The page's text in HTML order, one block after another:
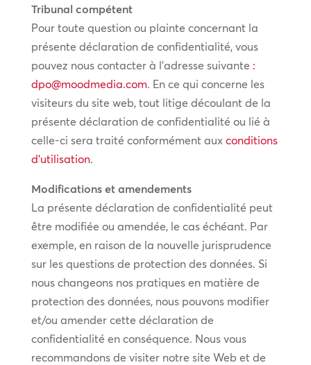
Tribunal compétent
Pour toute question ou plainte concernant la
présente déclaration de confidentialité, vous
pouvez nous contacter à l’adresse suivante :
dpo@moodmedia.com. En ce qui concerne les
visiteurs du site web, tout litige découlant de la
présente déclaration de confidentialité ou lié à
celle-ci sera traité conformément aux conditions
d’utilisation.
Modifications et amendements
La présente déclaration de confidentialité peut
être modifiée ou amendée, le cas échéant. Par
exemple, en raison de la nouvelle jurisprudence
sur les questions de protection des données. Si
nous changeons nos pratiques en matière de
protection des données, nous pouvons modifier
et/ou amender cette déclaration de
confidentialité en conséquence. Nous vous
recommandons de visiter notre site Web et de